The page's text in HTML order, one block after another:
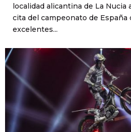
localidad alicantina de La Nucia
cita del campeonato de España
excelentes...